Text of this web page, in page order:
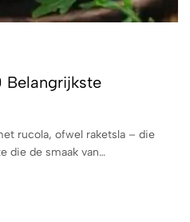
Belangrijkste
rucola, ofwel raketsla – die
die de smaak van…